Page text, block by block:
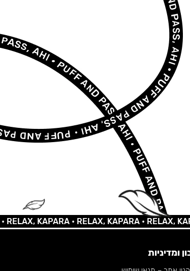
KAPARA •RELAX, KAPARA •RELAX,
ומדיניות